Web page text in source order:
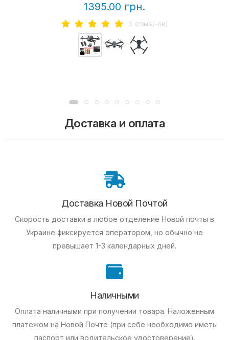
1395.00 грн.
3 отзыв(-ов)
Доставка и оплата
Доставка Новой Почтой
Скорость доставки в любое отделение Новой почты в
Украине фиксируется оператором, но обычно не
превышает 1-3 календарных дней.
Наличными
Оплата наличными при получении товара. Наложенным
платежом на Новой Почте (при себе необходимо иметь
паспорт или водительское удостоверение).